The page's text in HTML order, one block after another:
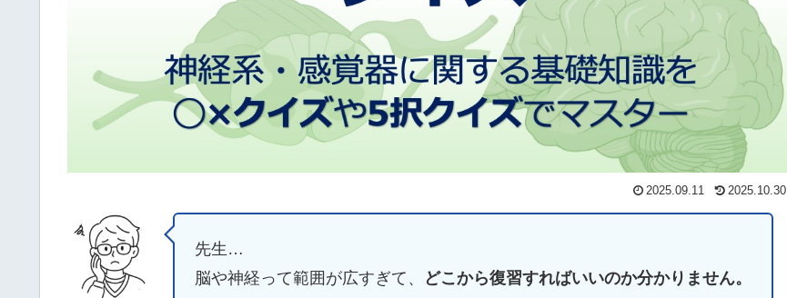
2025.09.11 2025.10.30
先生…
脳や神経って範囲が広すぎて、
どこから復習すればいいのか分かりません。